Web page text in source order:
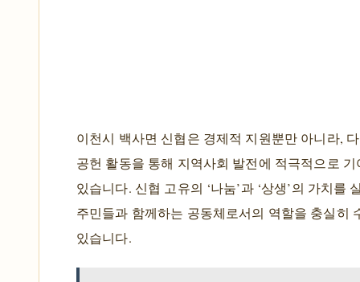
이천시 백사면 신협은 경제적 지원뿐만 아니라,
공헌 활동을 통해 지역사회 발전에 적극적으로 기
있습니다. 신협 고유의 ‘나눔’과 ‘상생’의 가치를
주민들과 함께하는 공동체로서의 역할을 충실히
있습니다.